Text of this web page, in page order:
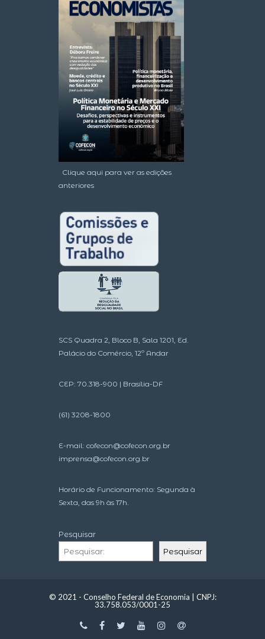
Clique aqui para ver as edições
anteriores
SCS Quadra 2, Bloco B, Sala 1201, Ed.
Palácio do Comércio, 12º Andar
CEP: 70.318-900 | Brasília-DF
(61) 3208-1800
E-mail: cofecon@cofecon.org.br
imprensa@cofecon.org.br
Horário de Funcionamento: Segunda à
Sexta, das 9h às 17h.
Pesquisar
Pesquisar
© 2021 - Conselho Federal de Economia | CNPJ:
33.758.053/0001-25